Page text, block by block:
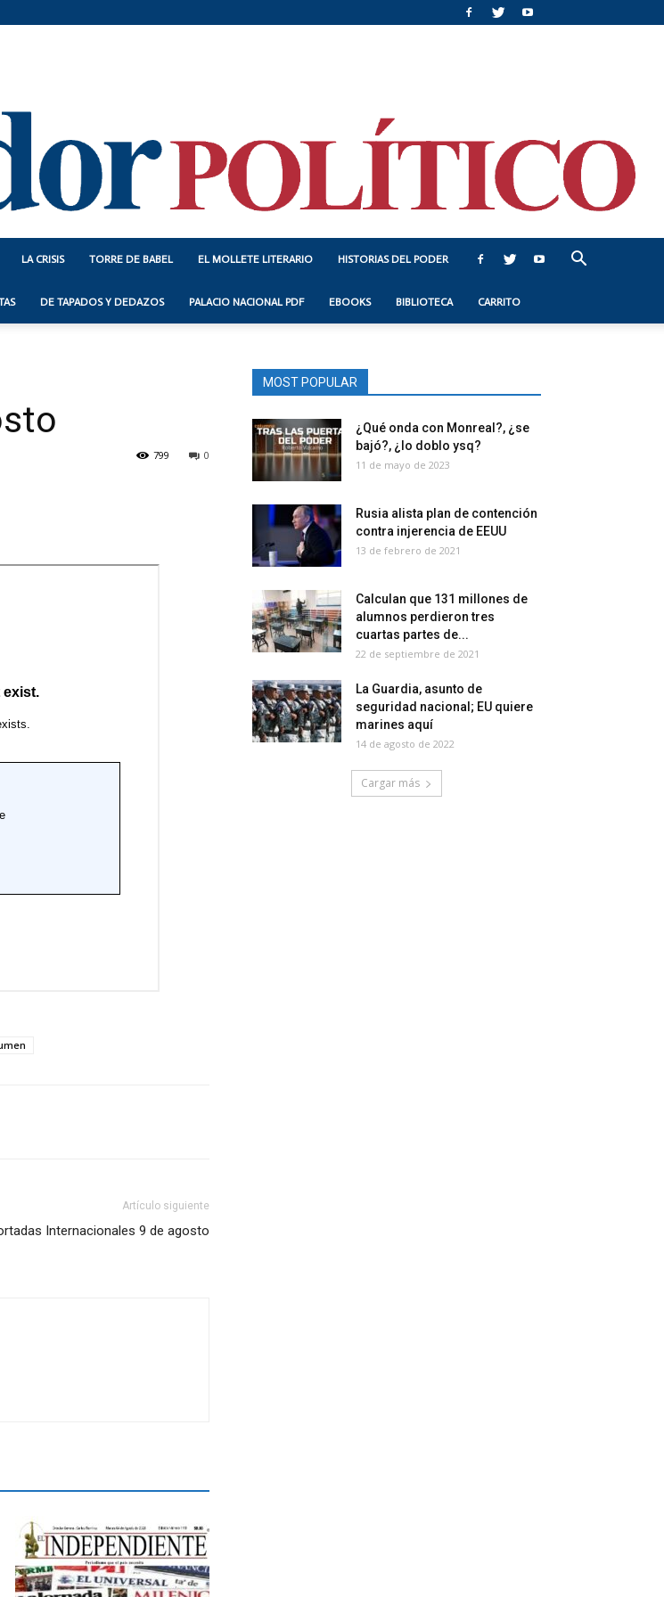
Indicador
LA CRISIS TORRE DE BABEL EL MOLLETE LITERARIO HISTORIAS DEL PODER
DE TAPADOS Y DEDAZOS PALACIO NACIONAL PDF EBOOKS BIBLIOTECA CARRITO
0
799
Artículo siguiente
Internacionales 9 de agosto
MOST POPULAR
¿Qué onda con Monreal?, ¿se
bajó?, ¿lo doblo ysq?
11 de mayo de 2023
Rusia alista plan de contención
contra injerencia de EEUU
13 de febrero de 2021
Calculan que 131 millones de
alumnos perdieron tres
cuartas partes de...
22 de septiembre de 2021
La Guardia, asunto de
seguridad nacional; EU quiere
marines aquí
14 de agosto de 2022
Cargar más